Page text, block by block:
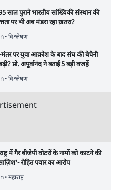
साल पुराने भारतीय सांख्यिकी संस्थान की
पर भी अब मंडरा रहा ख़तरा?
• विश्लेषण
पर युवा आक्रोश के बाद संघ की बेचैनी
प्रो. अपूर्वानंद ने बताईं 5 बड़ी वजहें
• विश्लेषण
में गैर बीजेपी वोटरों के नामों को काटने की
रोहित पवार का आरोप
• महाराष्ट्र